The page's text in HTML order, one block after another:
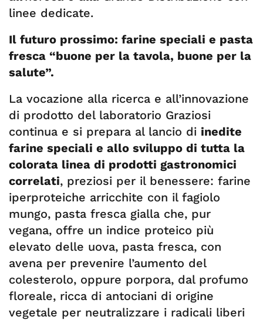
linee dedicate.
Il futuro prossimo: farine speciali e pasta
fresca “buone per la tavola, buone per la
salute”.
La vocazione alla ricerca e all’innovazione
di prodotto del laboratorio Graziosi
continua e si prepara al lancio di inedite
farine speciali e allo sviluppo di tutta la
colorata linea di prodotti gastronomici
correlati, preziosi per il benessere: farine
iperproteiche arricchite con il fagiolo
mungo, pasta fresca gialla che, pur
vegana, offre un indice proteico più
elevato delle uova, pasta fresca, con
avena per prevenire l’aumento del
colesterolo, oppure porpora, dal profumo
floreale, ricca di antociani di origine
vegetale per neutralizzare i radicali liberi